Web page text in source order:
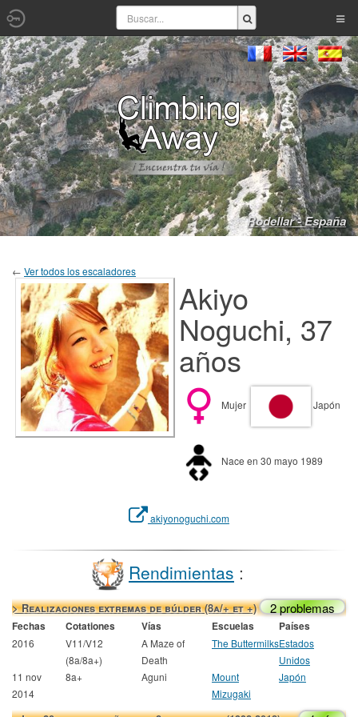
Rodellar - España
← Ver todos los escaladores
Akiyo
Noguchi, 37
años
Mujer Japón
Nace en 30 mayo 1989
akiyonoguchi.com
Rendimientas :
> Realizaciones extremas de búlder (8a/+ et +) 2 problemas
Fechas Cotationes Vías Escuelas Países
2016
V11/V12
(8a/8a+)
A Maze of
Death
The ButtermilksEstados
Unidos
11 nov
2014
8a+ Aguni
Mount
Mizugaki
Japón